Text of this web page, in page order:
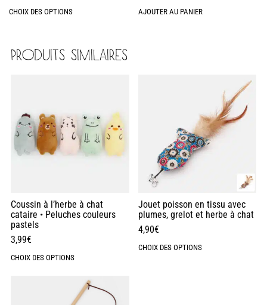
CHOIX DES OPTIONS AJOUTER AU PANIER
PRODUITS SIMILAIRES
Coussin à l’herbe à chat
cataire • Peluches couleurs
pastels
3,99€
CHOIX DES OPTIONS
Jouet poisson en tissu avec
plumes, grelot et herbe à chat
4,90€
CHOIX DES OPTIONS